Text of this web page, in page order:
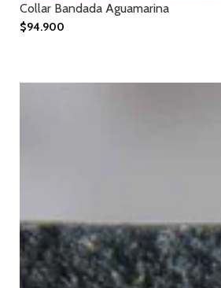
Collar Bandada Aguamarina
$94.900